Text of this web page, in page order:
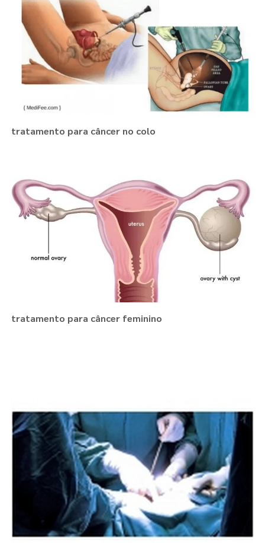
tratamento para câncer no colo
tratamento para câncer feminino